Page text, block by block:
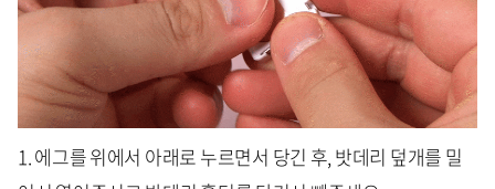
1. 에그를 위에서 아래로 누르면서 당긴 후, 밧데리 덮개를 밀